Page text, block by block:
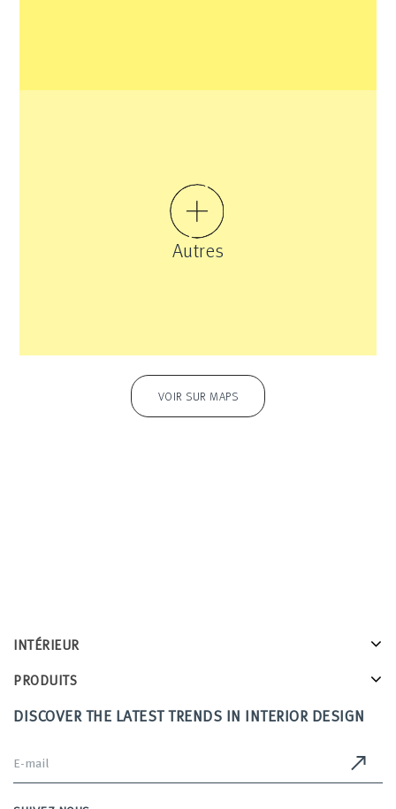
Autres
VOIR SUR MAPS
INTÉRIEUR
PRODUITS
DISCOVER THE LATEST TRENDS IN INTERIOR DESIGN